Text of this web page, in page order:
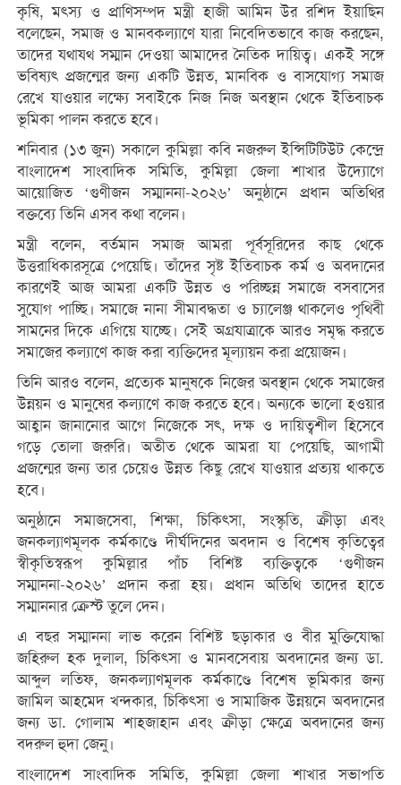
কৃষি, মৎস্য ও প্রাণিসম্পদ মন্ত্রী হাজী আমিন উর রশিদ ইয়াছিন
বলেছেন, সমাজ ও মানবকল্যাণে যারা নিবেদিতভাবে কাজ করছেন,
তাদের যথাযথ সম্মান দেওয়া আমাদের নৈতিক দায়িত্ব। একই সঙ্গে
ভবিষ্যৎ প্রজন্মের জন্য একটি উন্নত, মানবিক ও বাসযোগ্য সমাজ
রেখে যাওয়ার লক্ষ্যে সবাইকে নিজ নিজ অবস্থান থেকে ইতিবাচক
ভূমিকা পালন করতে হবে।
শনিবার (১৩ জুন) সকালে কুমিল্লা কবি নজরুল ইন্সিটিটিউট কেন্দ্রে
বাংলাদেশ সাংবাদিক সমিতি, কুমিল্লা জেলা শাখার উদ্যোগে
আয়োজিত ‘গুণীজন সম্মাননা-২০২৬’ অনুষ্ঠানে প্রধান অতিথির
বক্তব্যে তিনি এসব কথা বলেন।
মন্ত্রী বলেন, বর্তমান সমাজ আমরা পূর্বসূরিদের কাছ থেকে
উত্তরাধিকারসূত্রে পেয়েছি। তাঁদের সৃষ্ট ইতিবাচক কর্ম ও অবদানের
কারণেই আজ আমরা একটি উন্নত ও পরিচ্ছন্ন সমাজে বসবাসের
সুযোগ পাচ্ছি। সমাজে নানা সীমাবদ্ধতা ও চ্যালেঞ্জ থাকলেও পৃথিবী
সামনের দিকে এগিয়ে যাচ্ছে। সেই অগ্রযাত্রাকে আরও সমৃদ্ধ করতে
সমাজের কল্যাণে কাজ করা ব্যক্তিদের মূল্যায়ন করা প্রয়োজন।
তিনি আরও বলেন, প্রত্যেক মানুষকে নিজের অবস্থান থেকে সমাজের
উন্নয়ন ও মানুষের কল্যাণে কাজ করতে হবে। অন্যকে ভালো হওয়ার
আহ্বান জানানোর আগে নিজেকে সৎ, দক্ষ ও দায়িত্বশীল হিসেবে
গড়ে তোলা জরুরি। অতীত থেকে আমরা যা পেয়েছি, আগামী
প্রজন্মের জন্য তার চেয়েও উন্নত কিছু রেখে যাওয়ার প্রত্যয় থাকতে
হবে।
অনুষ্ঠানে সমাজসেবা, শিক্ষা, চিকিৎসা, সংস্কৃতি, ক্রীড়া এবং
জনকল্যাণমূলক কর্মকাণ্ডে দীর্ঘদিনের অবদান ও বিশেষ কৃতিত্বের
স্বীকৃতিস্বরূপ কুমিল্লার পাঁচ বিশিষ্ট ব্যক্তিত্বকে ‘গুণীজন
সম্মাননা-২০২৬’ প্রদান করা হয়। প্রধান অতিথি তাদের হাতে
সম্মাননার ক্রেস্ট তুলে দেন।
এ বছর সম্মাননা লাভ করেন বিশিষ্ট ছড়াকার ও বীর মুক্তিযোদ্ধা
জহিরুল হক দুলাল, চিকিৎসা ও মানবসেবায় অবদানের জন্য ডা.
আব্দুল লতিফ, জনকল্যাণমূলক কর্মকাণ্ডে বিশেষ ভূমিকার জন্য
জামিল আহমেদ খন্দকার, চিকিৎসা ও সামাজিক উন্নয়নে অবদানের
জন্য ডা. গোলাম শাহজাহান এবং ক্রীড়া ক্ষেত্রে অবদানের জন্য
বদরুল হুদা জেনু।
বাংলাদেশ সাংবাদিক সমিতি, কুমিল্লা জেলা শাখার সভাপতি